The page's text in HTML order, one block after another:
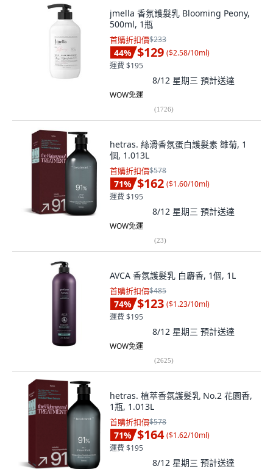
jmella 香氛護髮乳 Blooming Peony,
500ml, 1瓶
首購折扣價$233
44% $129 ($2.58/10ml)
運費 $195
8/12 星期三 預計送達
WOW免運
(1726)
hetras. 絲滑香氛蛋白護髮素 雛菊, 1
個, 1.013L
首購折扣價$578
71% $162 ($1.60/10ml)
運費 $195
8/12 星期三 預計送達
WOW免運
(23)
AVCA 香氛護髮乳 白麝香, 1個, 1L
首購折扣價$485
74% $123 ($1.23/10ml)
運費 $195
8/12 星期三 預計送達
WOW免運
(2625)
hetras. 植萃香氛護髮乳 No.2 花園香,
1瓶, 1.013L
首購折扣價$578
71% $164 ($1.62/10ml)
運費 $195
8/12 星期三 預計送達